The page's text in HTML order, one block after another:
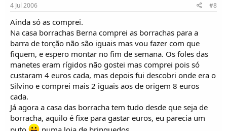
4 Jul 2006 #8
Ainda só as comprei.
Na casa borrachas Berna comprei as borrachas para a
barra de torção não são iguais mas vou fazer com que
fiquem, e espero montar no fim de semana. Os foles das
manetes eram rígidos não gostei mas comprei pois só
custaram 4 euros cada, mas depois fui descobri onde era o
Silvino e comprei mais 2 iguais aos de origem 8 euros
cada.
Já agora a casa das borracha tem tudo desde que seja de
borracha, aquilo é fixe para gastar euros, eu parecia um